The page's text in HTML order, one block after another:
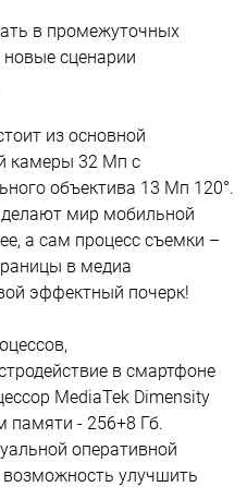
в промежуточных
сценарии
из основной
камеры 32 Мп с
объектива 13 Мп 120°.
делают мир мобильной
а сам процесс съемки –
в медиа
эффектный почерк!
в смартфоне
MediaTek Dimensity
памяти - 256+8 Гб.
оперативной
улучшить